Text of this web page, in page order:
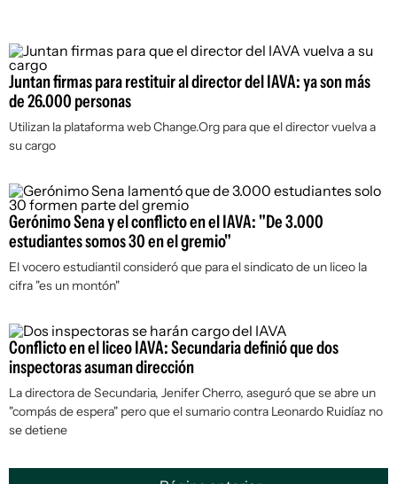
Juntan firmas para restituir al director del IAVA: ya son más
de 26.000 personas
Utilizan la plataforma web Change.Org para que el director vuelva a
su cargo
Gerónimo Sena y el conflicto en el IAVA: "De 3.000
estudiantes somos 30 en el gremio"
El vocero estudiantil consideró que para el sindicato de un liceo la
cifra "es un montón"
Conflicto en el liceo IAVA: Secundaria definió que dos
inspectoras asuman dirección
La directora de Secundaria, Jenifer Cherro, aseguró que se abre un
"compás de espera" pero que el sumario contra Leonardo Ruidíaz no
se detiene